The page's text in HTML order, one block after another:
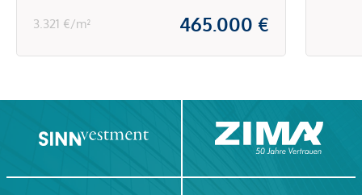
3.321 €/m² 465.000 €